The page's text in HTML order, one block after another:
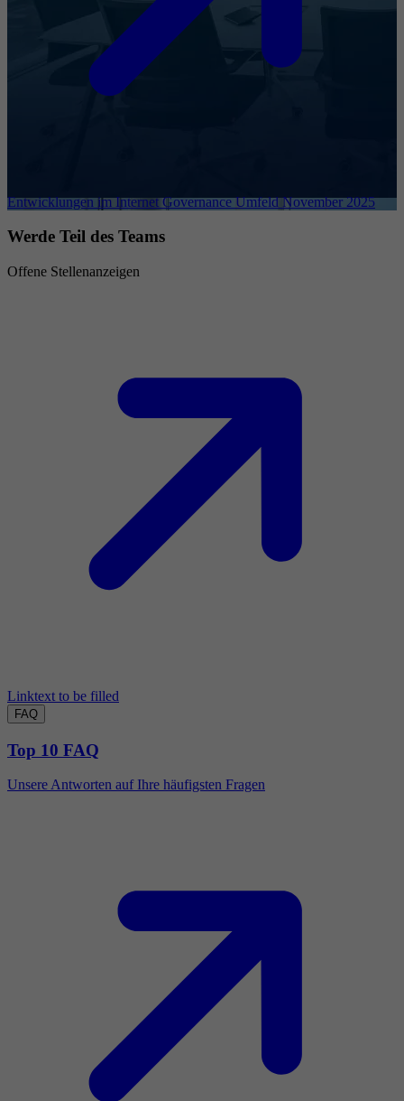
Entwicklungen im Internet Governance Umfeld November 2025
Werde Teil des Teams
Offene Stellenanzeigen
Linktext to be filled
FAQ
Top 10 FAQ
Unsere Antworten auf Ihre häufigsten Fragen